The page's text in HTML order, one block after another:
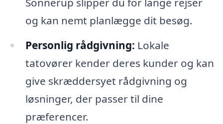
og kan nemt planlægge dit besøg.
Personlig rådgivning: Lokale
tatovører kender deres kunder og kan
give skræddersyet rådgivning og
løsninger, der passer til dine
præferencer.